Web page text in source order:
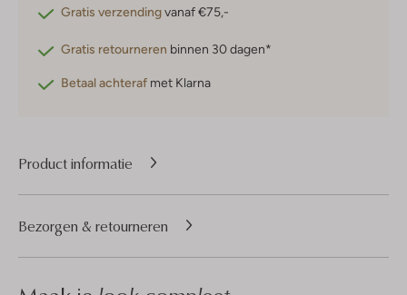
Gratis verzendingvanaf €75,-
Gratis retourneren binnen 30 dagen*
Betaal achteraf met Klarna
Product informatie
Bezorgen & retourneren